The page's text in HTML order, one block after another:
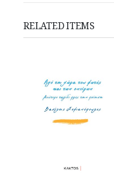
RELATED ITEMS